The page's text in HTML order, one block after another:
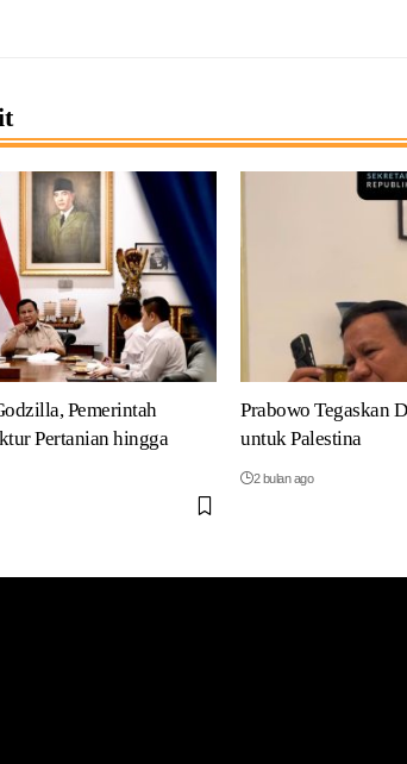
Pemerintah
Pertanian hingga
Prabowo Tegaskan
untuk Palestina
2 bulan ago